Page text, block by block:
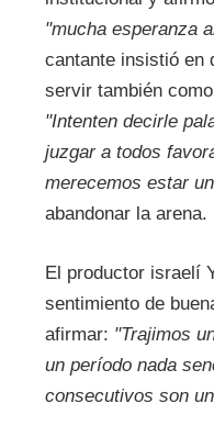
"mucha esperanza
cantante insistió en
servir también
"Intenten decirle
juzgar a todos
merecemos estar
abandonar la arena.
El productor israelí
sentimiento de
afirmar: "Trajimos
un período nada
consecutivos son